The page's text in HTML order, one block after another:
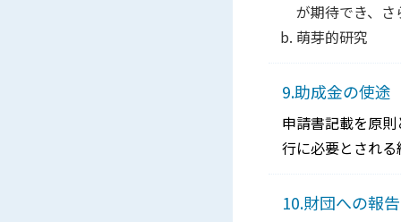
が期待でき、
萌芽的研究
9.助成金の使途
申請書記載を原
行に必要とされ
10.財団への報告